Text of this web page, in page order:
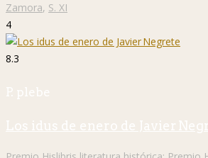
Zamora, S. XI
4
8.3
P. plebe
Los idus de enero de Javier